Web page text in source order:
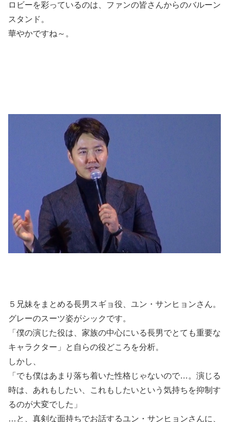
ロビーを彩っているのは、ファンの皆さんからのバルーン
スタンド。
華やかですね～。
５兄妹をまとめる長男スギョ役、ユン・サンヒョンさん。
グレーのスーツ姿がシックです。
「僕の演じた役は、家族の中心にいる長男でとても重要な
キャラクター」と自らの役どころを分析。
しかし、
「でも僕はあまり落ち着いた性格じゃないので…。演じる
時は、あれもしたい、これもしたいという気持ちを抑制す
るのが大変でした」
…と、真剣な面持ちでお話するユン・サンヒョンさんに、